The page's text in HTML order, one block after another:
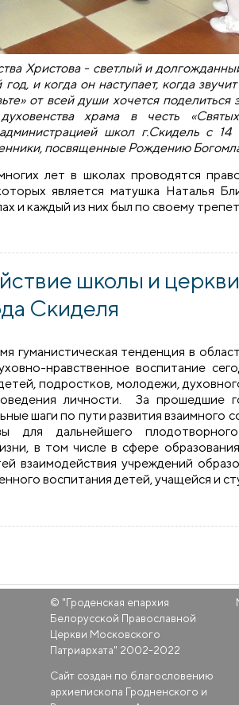
Христова - светлый и
и когда он наступает, когда
от всей души хочется
духовенства храма в честь
школ г.Скидель с
посвященные Рождению
лет в школах проводятся
является матушка Наталья
и каждый из них был по своему
школы и
Скиделя
гуманистическая тенденция в
нравственное воспитание
подростков, молодежи,
личности. За прошедшие
шаги по пути развития
для дальнейшего
в том числе в сфере
взаимодействия учреждений
воспитания детей, учащейся и
© "Гроденская епархия
Белорусской Православной
Церкви Московского
Патриархата" 2002-2022
Сайт создан по благословению
архиепископа Гродненского и